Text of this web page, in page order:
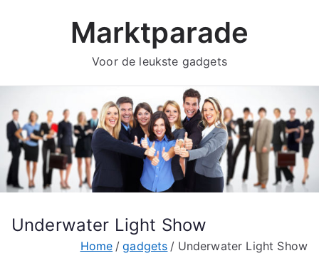
Marktparade
Voor de leukste gadgets
Underwater Light Show
Home gadgets Underwater Light Show